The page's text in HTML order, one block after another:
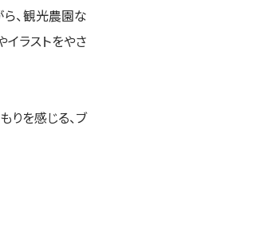
、観光農園な
イラストをやさ
りを感じる、ブ